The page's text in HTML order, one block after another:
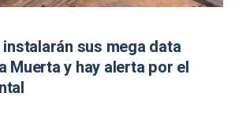
sus mega data
Muerta y hay alerta por el